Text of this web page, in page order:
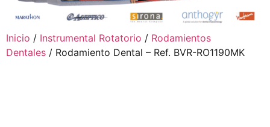
Inicio / Instrumental Rotatorio / Rodamientos
Dentales / Rodamiento Dental – Ref. BVR-RO1190MK